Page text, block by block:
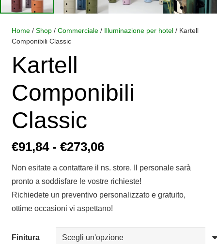
Home / Shop / Commerciale / Illuminazione per hotel / Kartell
Componibili Classic
Kartell
Componibili
Classic
€91,84 - €273,06Fascia
prezzo:
da
€91,84
a
€273,06
Non esitate a contattare il ns. store. Il personale sarà
pronto a soddisfare le vostre richieste!
Richiedete un preventivo personalizzato e gratuito,
ottime occasioni vi aspettano!
Finitura